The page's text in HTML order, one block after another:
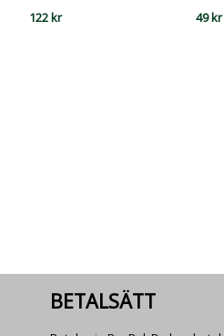
122kr 49kr
BETALSÄTT